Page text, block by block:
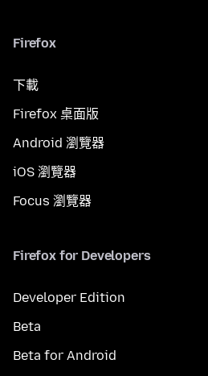
Firefox
下載
Firefox 桌面版
Android 瀏覽器
iOS 瀏覽器
Focus 瀏覽器
Firefox for Developers
Developer Edition
Beta
Beta for Android